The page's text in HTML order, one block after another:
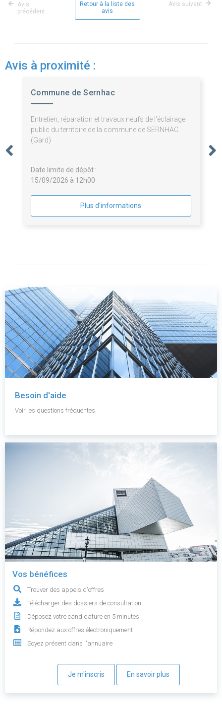
Avis
précédent
Retour à la liste des
avis
Avis suivant
Avis à proximité :
Commune de Sernhac
Entretien, réparation et travaux neufs de l'éclairage
public du territoire de la commune de SERNHAC
(Gard)
Date limite de dépôt :
15/09/2026 à 12h00
Plus d'informations
Besoin d'aide
Voir les questions fréquentes.
Vos bénéfices
Trouver des appels d'offres
Télécharger des dossiers de consultation
Déposez votre candidature en 5 minutes
Répondez aux offres électroniquement
Soyez présent dans l'annuaire
Je m'inscris En savoir plus